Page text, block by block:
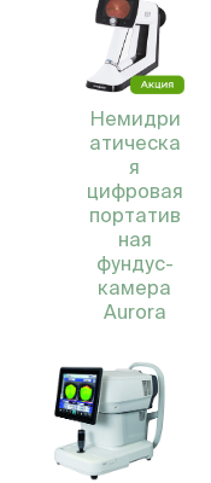
Немидри
атическа
я
цифровая
портатив
ная
фундус-
камера
Aurora